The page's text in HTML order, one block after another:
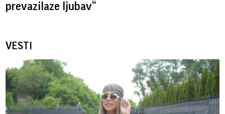
prevazilaze ljubav“
VESTI